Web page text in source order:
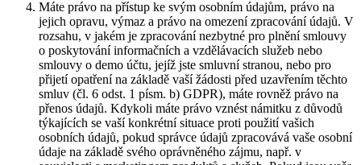
Máte právo na přístup ke svým osobním údajům, právo na
jejich opravu, výmaz a právo na omezení zpracování údajů. V
rozsahu, v jakém je zpracování nezbytné pro plnění smlouvy
o poskytování informačních a vzdělávacích služeb nebo
smlouvy o demo účtu, jejíž jste smluvní stranou, nebo pro
přijetí opatření na základě vaší žádosti před uzavřením těchto
smluv (čl. 6 odst. 1 písm. b) GDPR), máte rovněž právo na
přenos údajů. Kdykoli máte právo vznést námitku z důvodů
týkajících se vaší konkrétní situace proti použití vašich
osobních údajů, pokud správce údajů zpracovává vaše osobní
údaje na základě svého oprávněného zájmu, např. v